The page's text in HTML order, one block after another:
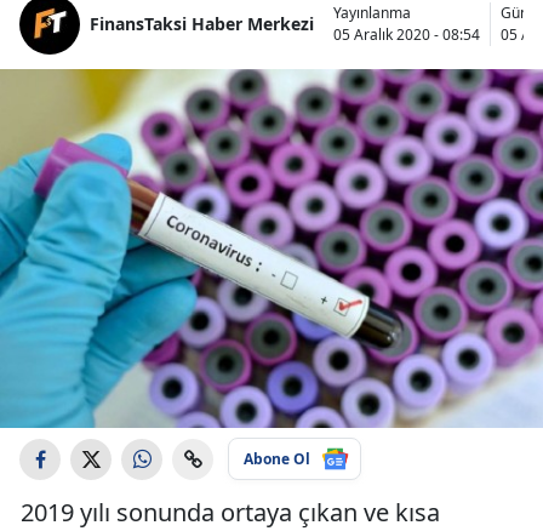
FinansTaksi Haber Merkezi
Yayınlanma
05 Aralık 2020 - 08:54
05
Abone Ol
2019 yılı sonunda ortaya çıkan ve kısa